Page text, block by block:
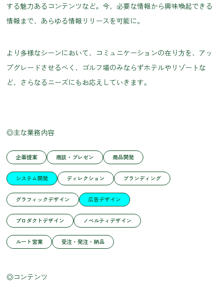
する魅力あるコンテンツなど。今、必要な情報から興味喚起できる
情報まで、あらゆる情報リリースを可能に。
より多様なシーンにおいて、コミュニケーションの在り方を、アッ
プグレードさせるべく、ゴルフ場のみならずホテルやリゾートな
ど、さらなるニーズにもお応えしていきます。
◎主な業務内容
企画提案 商談・プレゼン 商品開発
システム開発 ディレクション ブランディング
グラフィックデザイン 広告デザイン
プロダクトデザイン ノベルティデザイン
ルート営業 受注・発注・納品
◎コンテンツ